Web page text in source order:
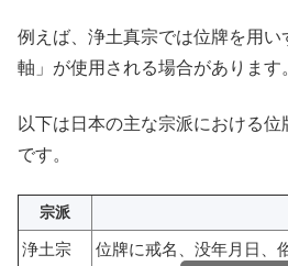
例えば、浄土真宗では位牌を用い
軸」が使用される場合があります
以下は日本の主な宗派における
です。
宗派
浄土宗
位牌に戒名、没年月日、